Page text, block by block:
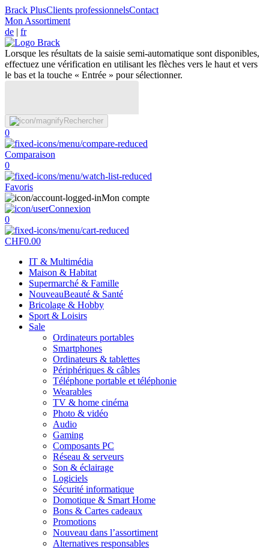
Brack PlusClients professionnelsContact
Mon Assortiment
de | fr
Lorsque les résultats de la saisie semi-automatique sont disponibles,
effectuez une vérification en utilisant les flèches vers le haut et vers
le bas et la touche « Entrée » pour sélectionner.
Rechercher
0
Comparaison
0
Favoris
Mon compte
Connexion
0
CHF0.00
IT & Multimédia
Maison & Habitat
Supermarché & Famille
NouveauBeauté & Santé
Bricolage & Hobby
Sport & Loisirs
Sale
Ordinateurs portables
Smartphones
Ordinateurs & tablettes
Périphériques & câbles
Téléphone portable et téléphonie
Wearables
TV & home cinéma
Photo & vidéo
Audio
Gaming
Composants PC
Réseau & serveurs
Son & éclairage
Logiciels
Sécurité informatique
Domotique & Smart Home
Bons & Cartes cadeaux
Promotions
Nouveau dans l’assortiment
Alternatives responsables